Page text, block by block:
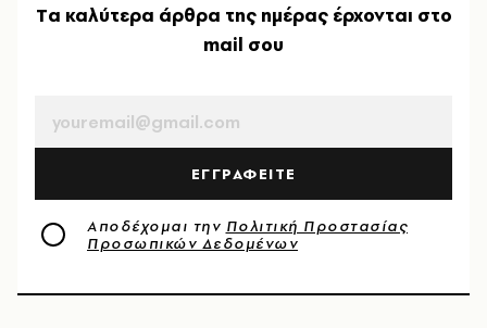
Tα καλύτερα άρθρα της ημέρας έρχονται στο
mail σου
ΕΓΓΡΑΦΕΙΤΕ
Αποδέχομαι την Πολιτική Προστασίας
Προσωπικών Δεδομένων